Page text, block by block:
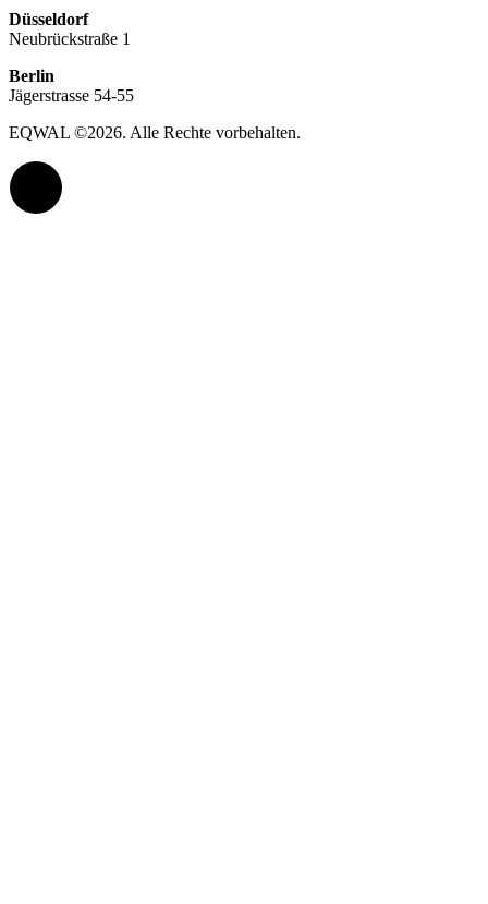
Düsseldorf
Neubrückstraße 1
Berlin
Jägerstrasse 54-55
EQWAL ©2026. Alle Rechte vorbehalten.